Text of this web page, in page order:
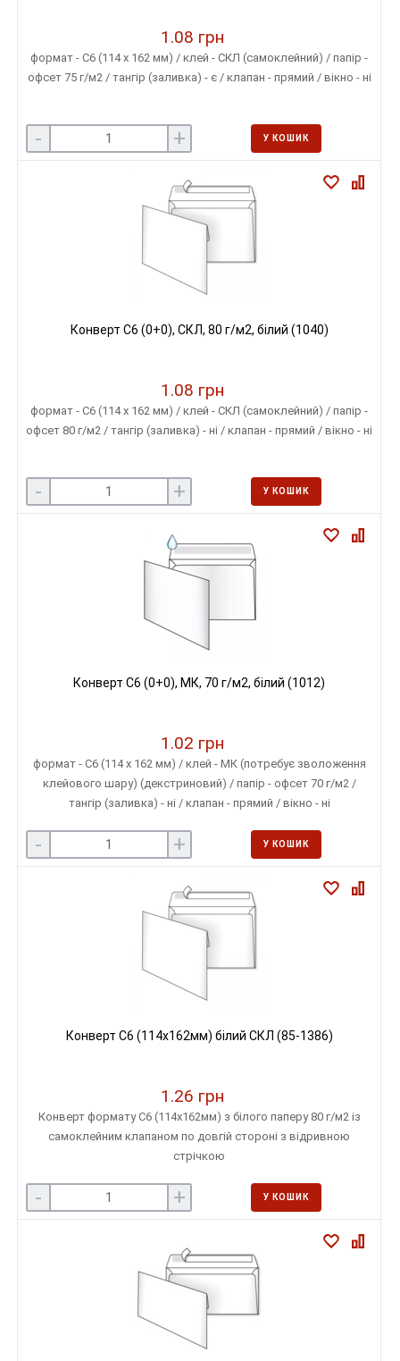
1.08 грн
формат - С6 (114 х 162 мм) / клей - СКЛ (самоклейний) / папір -
офсет 75 г/м2 / тангір (заливка) - є / клапан - прямий / вікно - ні
- + У КОШИК
Конверт C6 (0+0), СКЛ, 80 г/м2, білий (1040)
1.08 грн
формат - С6 (114 х 162 мм) / клей - СКЛ (самоклейний) / папір -
офсет 80 г/м2 / тангір (заливка) - ні / клапан - прямий / вікно - ні
- + У КОШИК
Конверт C6 (0+0), МК, 70 г/м2, білий (1012)
1.02 грн
формат - С6 (114 х 162 мм) / клей - МК (потребує зволоження
клейового шару) (декстриновий) / папір - офсет 70 г/м2 /
тангір (заливка) - ні / клапан - прямий / вікно - ні
- + У КОШИК
Конверт С6 (114х162мм) білий СКЛ (85-1386)
1.26 грн
Конверт формату С6 (114х162мм) з білого паперу 80 г/м2 із
самоклейним клапаном по довгій стороні з відривною
стрічкою
- + У КОШИК